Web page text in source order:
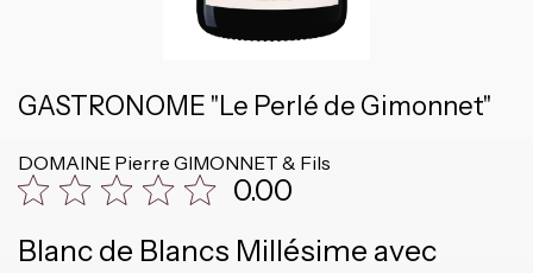
GASTRONOME "Le Perlé de Gimonnet"
DOMAINE Pierre GIMONNET & Fils
0.00
Blanc de Blancs Millésime avec